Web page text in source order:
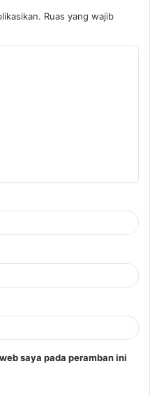
Ruas yang wajib
saya pada peramban ini